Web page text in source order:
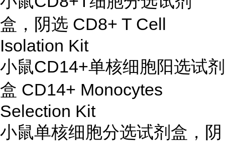
盒，阴选 CD8+ T Cell
Isolation Kit
小鼠CD14+单核细胞阳选试剂
盒 CD14+ Monocytes
Selection Kit
小鼠单核细胞分选试剂盒，阴